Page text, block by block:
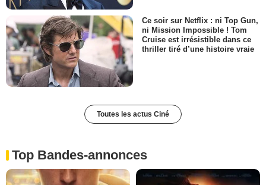
Ce soir sur Netflix : ni Top Gun,
ni Mission Impossible ! Tom
Cruise est irrésistible dans ce
thriller tiré d’une histoire vraie
Toutes les actus Ciné
Top Bandes-annonces